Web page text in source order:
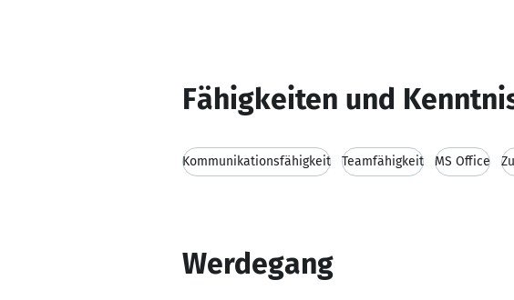
Fähigkeiten und
Kommunikationsfähigkeit Teamfähigkeit MS Office
Werdegang